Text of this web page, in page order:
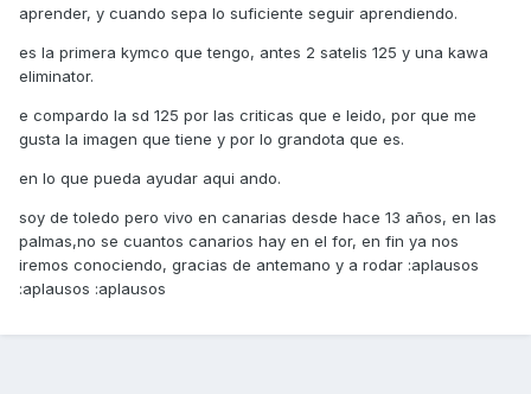
aprender, y cuando sepa lo suficiente seguir aprendiendo.
es la primera kymco que tengo, antes 2 satelis 125 y una kawa
eliminator.
e compardo la sd 125 por las criticas que e leido, por que me
gusta la imagen que tiene y por lo grandota que es.
en lo que pueda ayudar aqui ando.
soy de toledo pero vivo en canarias desde hace 13 años, en las
palmas,no se cuantos canarios hay en el for, en fin ya nos
iremos conociendo, gracias de antemano y a rodar :aplausos
:aplausos :aplausos